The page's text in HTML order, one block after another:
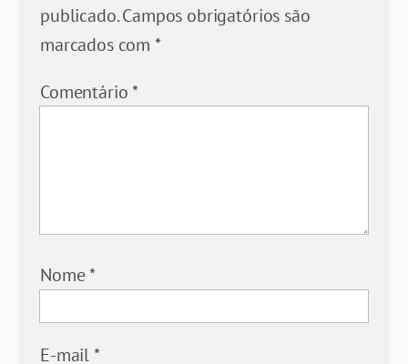
publicado. Campos obrigatórios são
marcados com *
Comentário*
Nome*
E-mail*